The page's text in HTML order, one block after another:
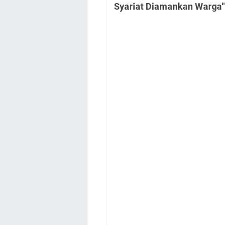
Syariat Diamankan Warga"